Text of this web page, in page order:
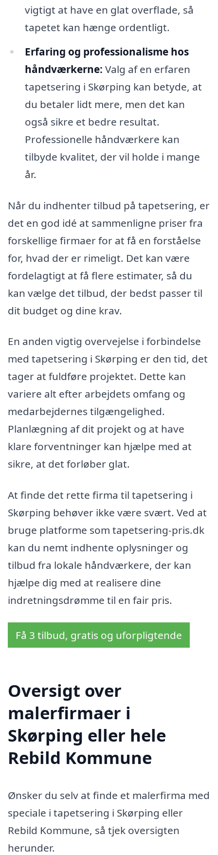
vigtigt at have en glat overflade, så
tapetet kan hænge ordentligt.
Erfaring og professionalisme hos
håndværkerne: Valg af en erfaren
tapetsering i Skørping kan betyde, at
du betaler lidt mere, men det kan
også sikre et bedre resultat.
Professionelle håndværkere kan
tilbyde kvalitet, der vil holde i mange
år.
Når du indhenter tilbud på tapetsering, er
det en god idé at sammenligne priser fra
forskellige firmaer for at få en forståelse
for, hvad der er rimeligt. Det kan være
fordelagtigt at få flere estimater, så du
kan vælge det tilbud, der bedst passer til
dit budget og dine krav.
En anden vigtig overvejelse i forbindelse
med tapetsering i Skørping er den tid, det
tager at fuldføre projektet. Dette kan
variere alt efter arbejdets omfang og
medarbejdernes tilgængelighed.
Planlægning af dit projekt og at have
klare forventninger kan hjælpe med at
sikre, at det forløber glat.
At finde det rette firma til tapetsering i
Skørping behøver ikke være svært. Ved at
bruge platforme som tapetsering-pris.dk
kan du nemt indhente oplysninger og
tilbud fra lokale håndværkere, der kan
hjælpe dig med at realisere dine
indretningsdrømme til en fair pris.
Få 3 tilbud, gratis og uforpligtende
Oversigt over
malerfirmaer i
Skørping eller hele
Rebild Kommune
Ønsker du selv at finde et malerfirma med
speciale i tapetsering i Skørping eller
Rebild Kommune, så tjek oversigten
herunder.